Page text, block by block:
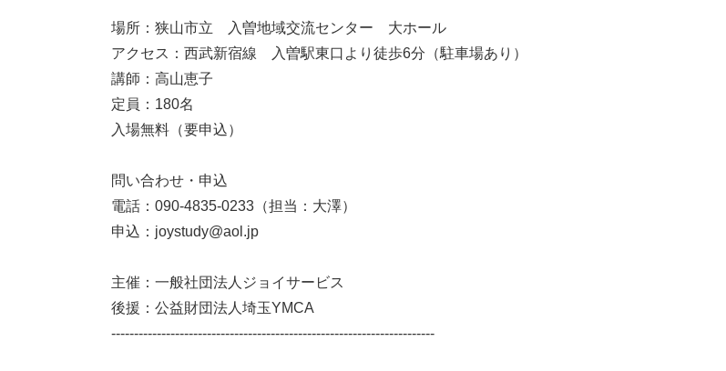
場所：狭山市立 入曽地域交流センター 大ホール
アクセス：西武新宿線 入曽駅東口より徒歩6分（駐車場あり）
講師：高山恵子
定員：180名
入場無料（要申込）
問い合わせ・申込
電話：090-4835-0233（担当：大澤）
申込：joystudy@aol.jp
主催：一般社団法人ジョイサービス
後援：公益財団法人埼玉YMCA
-----------------------------------------------------------------------